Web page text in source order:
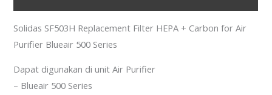
Solidas SF503H Replacement Filter HEPA + Carbon for Air
Purifier Blueair 500 Series
Dapat digunakan di unit Air Purifier
– Blueair 500 Series